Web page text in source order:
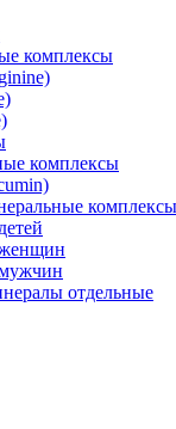
комплексы
комплексы
комплексы
отдельные